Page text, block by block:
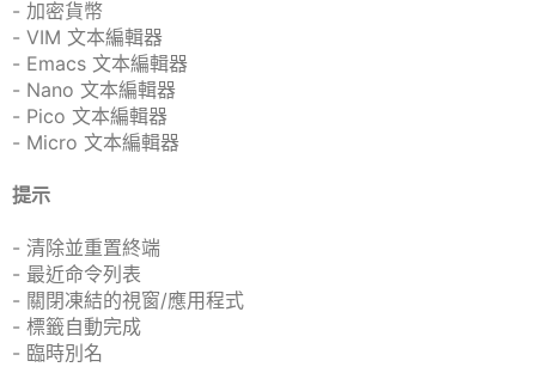
- 加密貨幣
- VIM 文本編輯器
- Emacs 文本編輯器
- Nano 文本編輯器
- Pico 文本編輯器
- Micro 文本編輯器
提示
- 清除並重置終端
- 最近命令列表
- 關閉凍結的視窗/應用程式
- 標籤自動完成
- 臨時別名